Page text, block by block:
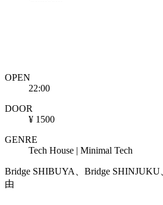
OPEN
22:00
DOOR
¥ 1500
GENRE
Tech House | Minimal Tech
Bridge SHIBUYA、Bridge
由